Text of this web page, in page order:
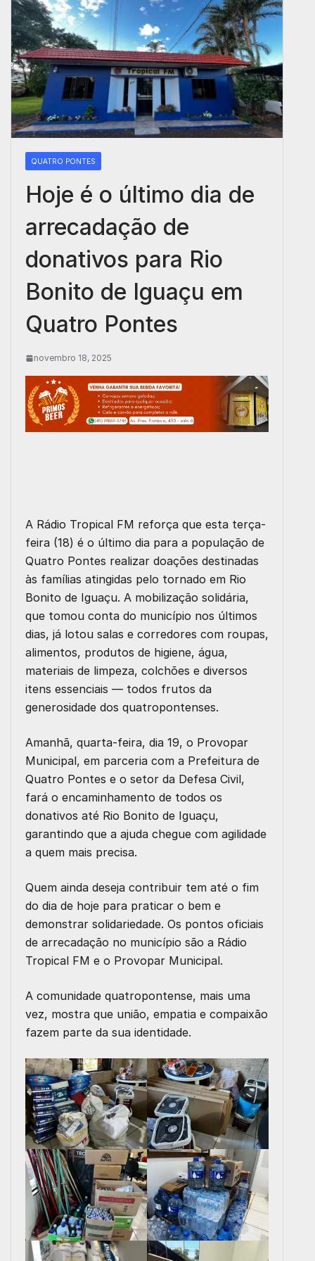
QUATRO PONTES
Hoje é o último dia de
arrecadação de
donativos para Rio
Bonito de Iguaçu em
Quatro Pontes
novembro 18, 2025
A Rádio Tropical FM reforça que esta terça-
feira (18) é o último dia para a população de
Quatro Pontes realizar doações destinadas
às famílias atingidas pelo tornado em Rio
Bonito de Iguaçu. A mobilização solidária,
que tomou conta do município nos últimos
dias, já lotou salas e corredores com roupas,
alimentos, produtos de higiene, água,
materiais de limpeza, colchões e diversos
itens essenciais — todos frutos da
generosidade dos quatropontenses.
Amanhã, quarta-feira, dia 19, o Provopar
Municipal, em parceria com a Prefeitura de
Quatro Pontes e o setor da Defesa Civil,
fará o encaminhamento de todos os
donativos até Rio Bonito de Iguaçu,
garantindo que a ajuda chegue com agilidade
a quem mais precisa.
Quem ainda deseja contribuir tem até o fim
do dia de hoje para praticar o bem e
demonstrar solidariedade. Os pontos oficiais
de arrecadação no município são a Rádio
Tropical FM e o Provopar Municipal.
A comunidade quatropontense, mais uma
vez, mostra que união, empatia e compaixão
fazem parte da sua identidade.